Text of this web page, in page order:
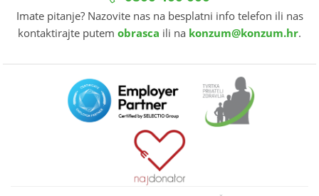
Imate pitanje? Nazovite nas na besplatni info telefon ili nas
kontaktirajte putem obrasca ili na konzum@konzum.hr.